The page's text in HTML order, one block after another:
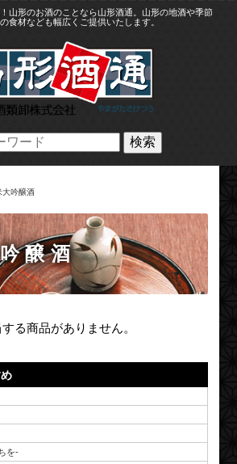
山形のお酒のことなら山形酒通。山形の地酒や季節
食材なども幅広くご提供いたします。
検索
大吟醸酒
醸酒
る商品がありません。
を-